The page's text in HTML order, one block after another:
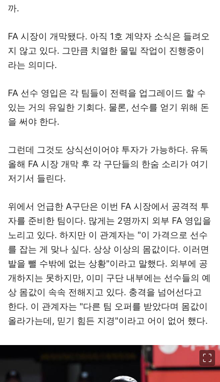
까.
FA 시장이 개막됐다. 아직 1호 계약자 소식은 들려오
지 않고 있다. 그만큼 치열한 물밑 작업이 진행중이
라는 의미다.
FA 선수 영입은 각 팀들이 전력을 업그레이드 할 수
있는 거의 유일한 기회다. 물론, 선수를 얻기 위해 돈
을 써야 한다.
그런데 그것도 상식선이어야 투자가 가능하다. 유독
올해 FA 시장 개막 후 각 구단들의 한숨 소리가 여기
저기서 들린다.
위에서 언급한 A구단은 이번 FA 시장에서 공격적 투
자를 준비한 팀이다. 많게는 2명까지 외부 FA 영입을
노리고 있다. 하지만 이 관계자는 "이 가격으로 선수
를 잡는 게 맞나 싶다. 상상 이상의 몸값이다. 이러면
발을 뺄 수밖에 없는 상황"이라고 말했다. 외부에 공
개하지는 못하지만, 이미 구단 내부에는 선수들의 예
상 몸값이 속속 전해지고 있다. 충격을 넘어선다고
한다. 이 관계자는 "다른 팀 오퍼를 받았다며 몸값이
올라가는데, 믿기 힘든 지경"이라고 어이 없어 했다.